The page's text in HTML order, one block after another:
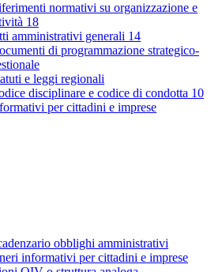
normativi su organizzazione e
18
amministrativi generali 14
di programmazione strategico-
e leggi regionali
disciplinare e codice di condotta 10
per cittadini e imprese
obblighi amministrativi
informativi per cittadini e imprese